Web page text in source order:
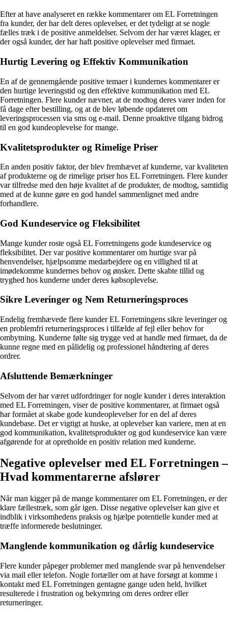
Efter at have analyseret en række kommentarer om EL Forretningen
fra kunder, der har delt deres oplevelser, er det tydeligt at se nogle
fælles træk i de positive anmeldelser. Selvom der har været klager, er
der også kunder, der har haft positive oplevelser med firmaet.
Hurtig Levering og Effektiv Kommunikation
En af de gennemgående positive temaer i kundernes kommentarer er
den hurtige leveringstid og den effektive kommunikation med EL
Forretningen. Flere kunder nævner, at de modtog deres varer inden for
få dage efter bestilling, og at de blev løbende opdateret om
leveringsprocessen via sms og e-mail. Denne proaktive tilgang bidrog
til en god kundeoplevelse for mange.
Kvalitetsprodukter og Rimelige Priser
En anden positiv faktor, der blev fremhævet af kunderne, var kvaliteten
af produkterne og de rimelige priser hos EL Forretningen. Flere kunder
var tilfredse med den høje kvalitet af de produkter, de modtog, samtidig
med at de kunne gøre en god handel sammenlignet med andre
forhandlere.
God Kundeservice og Fleksibilitet
Mange kunder roste også EL Forretningens gode kundeservice og
fleksibilitet. Der var positive kommentarer om hurtige svar på
henvendelser, hjælpsomme medarbejdere og en villighed til at
imødekomme kundernes behov og ønsker. Dette skabte tillid og
tryghed hos kunderne under deres købsoplevelse.
Sikre Leveringer og Nem Returneringsproces
Endelig fremhævede flere kunder EL Forretningens sikre leveringer og
en problemfri returneringsproces i tilfælde af fejl eller behov for
ombytning. Kunderne følte sig trygge ved at handle med firmaet, da de
kunne regne med en pålidelig og professionel håndtering af deres
ordrer.
Afsluttende Bemærkninger
Selvom der har været udfordringer for nogle kunder i deres interaktion
med EL Forretningen, viser de positive kommentarer, at firmaet også
har formået at skabe gode kundeoplevelser for en del af deres
kundebase. Det er vigtigt at huske, at oplevelser kan variere, men at en
god kommunikation, kvalitetsprodukter og god kundeservice kan være
afgørende for at opretholde en positiv relation med kunderne.
Negative oplevelser med EL Forretningen –
Hvad kommentarerne afslører
Når man kigger på de mange kommentarer om EL Forretningen, er der
klare fællestræk, som går igen. Disse negative oplevelser kan give et
indblik i virksomhedens praksis og hjælpe potentielle kunder med at
træffe informerede beslutninger.
Manglende kommunikation og dårlig kundeservice
Flere kunder påpeger problemer med manglende svar på henvendelser
via mail eller telefon. Nogle fortæller om at have forsøgt at komme i
kontakt med EL Forretningen gentagne gange uden held, hvilket
resulterede i frustration og bekymring om deres ordrer eller
returneringer.